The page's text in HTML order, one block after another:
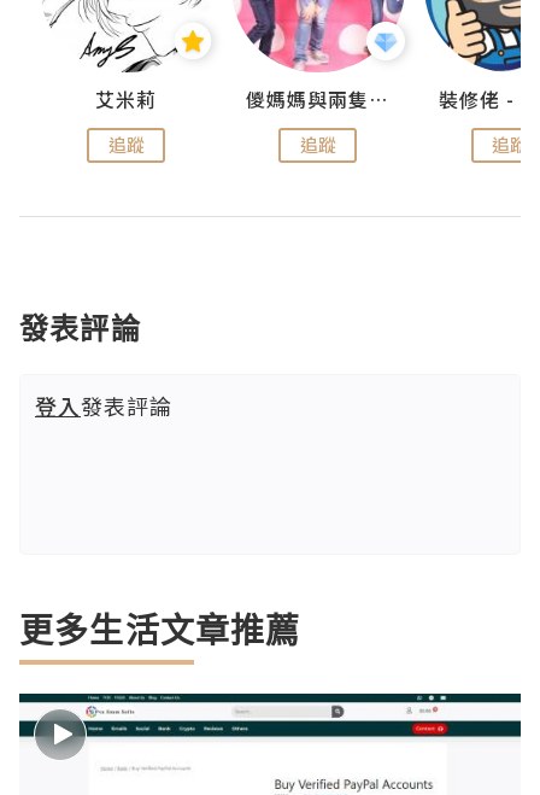
艾米莉
追蹤
儍媽媽與兩隻小魔怪之家
追蹤 追蹤
發表評論
登入發表評論
更多生活文章推薦